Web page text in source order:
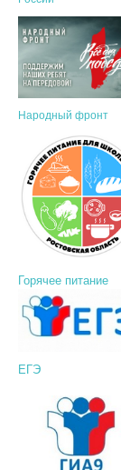
Народный фронт
Горячее питание
ЕГЭ